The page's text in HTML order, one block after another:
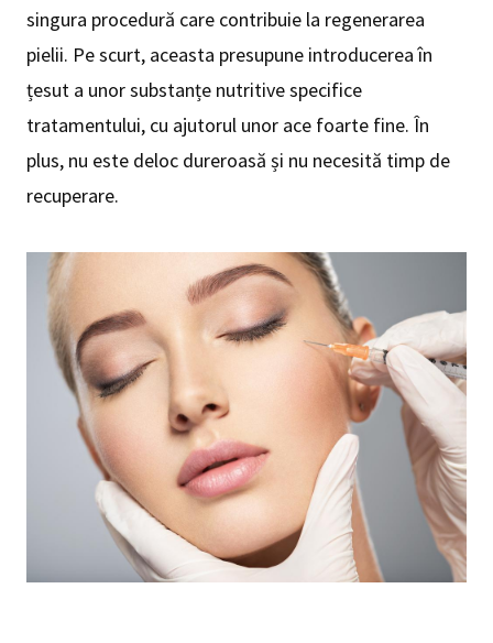
singura procedură care contribuie la regenerarea
pielii. Pe scurt, aceasta presupune introducerea în
țesut a unor substanțe nutritive specifice
tratamentului, cu ajutorul unor ace foarte fine. În
plus, nu este deloc dureroasă și nu necesită timp de
recuperare.